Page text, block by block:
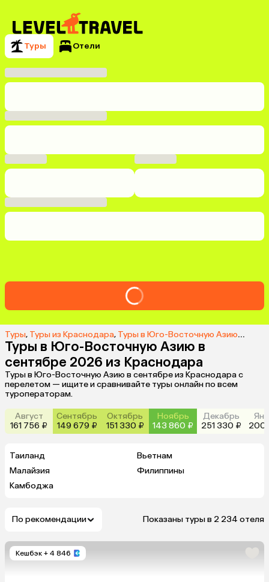
Туры Отели
Туры, Туры из Краснодара, Туры в Юго-Восточную Азию из Краснодара
Туры в Юго-Восточную Азию в
сентябре 2026 из Краснодара
Туры в Юго-Восточную Азию в сентябре из Краснодара с
перелетом — ищите и сравнивайте туры онлайн по всем
туроператорам.
Август
161 756 ₽
Сентябрь
149 679 ₽
Октябрь
151 330 ₽
Ноябрь
143 860 ₽
Декабрь
251 330 ₽
200
Таиланд
Вьетнам
Малайзия
Филиппины
Камбоджа
По рекомендации Показаны туры в 2 234 отеля
Кешбэк + 4 846